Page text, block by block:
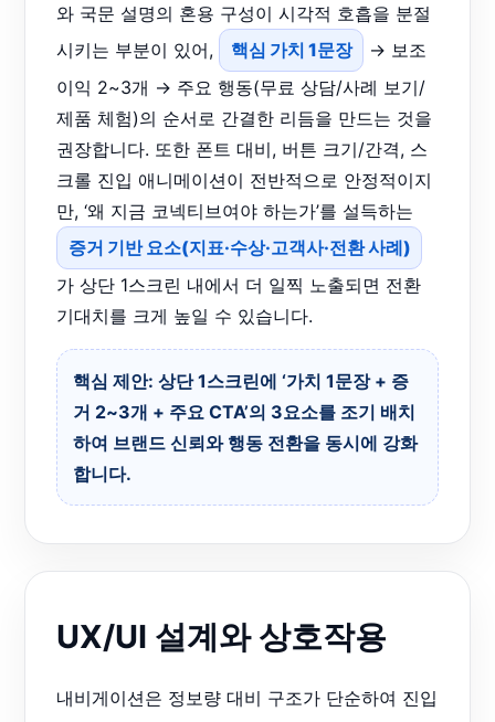
와 국문 설명의 혼용 구성이 시각적 호흡을 분절
시키는 부분이 있어,
핵심 가치 1문장
→ 보조
이익 2~3개 → 주요 행동(무료 상담/사례 보기/
제품 체험)의 순서로 간결한 리듬을 만드는 것을
권장합니다. 또한 폰트 대비, 버튼 크기/간격, 스
크롤 진입 애니메이션이 전반적으로 안정적이지
만, ‘왜 지금 코넥티브여야 하는가’를 설득하는
증거 기반 요소(지표·수상·고객사·전환 사례)
가 상단 1스크린 내에서 더 일찍 노출되면 전환
기대치를 크게 높일 수 있습니다.
핵심 제안: 상단 1스크린에 ‘가치 1문장 + 증
거 2~3개 + 주요 CTA’의 3요소를 조기 배치
하여 브랜드 신뢰와 행동 전환을 동시에 강화
합니다.
UX/UI 설계와 상호작용
내비게이션은 정보량 대비 구조가 단순하여 진입